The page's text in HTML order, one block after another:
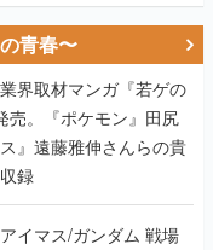
青春〜
界取材マンガ『若ゲの
売。『ポケモン』田尻
』遠藤雅伸さんらの貴
録
マス/ガンダム 戦場